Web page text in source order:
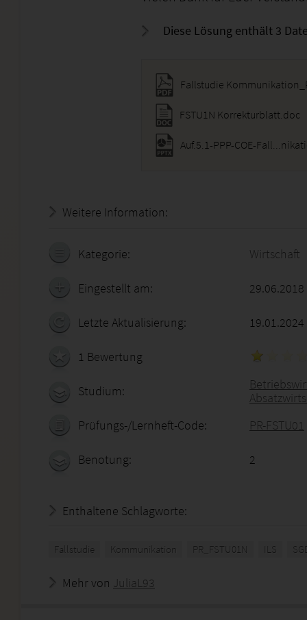
Diese Lösung enthält 3
Fallstudie
FSTU1N Korrekturblatt.doc
Weitere Information:
Kategorie: Wirtschaft
Eingestellt am:
Letzte Aktualisierung: 19.01.2024
1 Bewertung
Studium:
Prüfungs-/Lernheft-Code:
PR-FSTU01
Benotung: 2
Enthaltene Schlagworte:
Fallstudie Kommunikation PR_FSTU01N ILS
Mehr von JuliaL93